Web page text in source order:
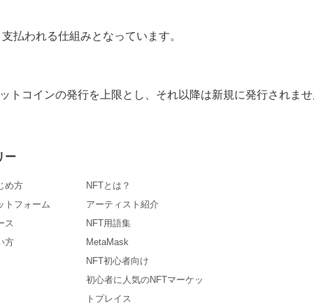
払われる仕組みとなっています。
コインの発行を上限とし、それ以降は新規に発行されませ
ー
め方
NFTとは？
トフォーム
アーティスト紹介
ス
NFT用語集
方
MetaMask
NFT初心者向け
初心者に人気のNFTマーケッ
トプレイス